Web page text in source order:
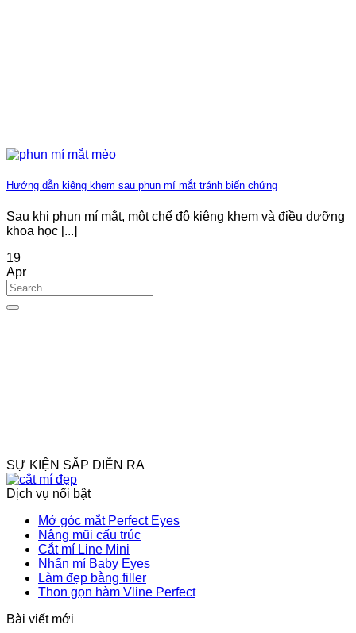
Hướng dẫn kiêng khem sau phun mí mắt tránh biến chứng
Sau khi phun mí mắt, một chế độ kiêng khem và điều dưỡng
khoa học [...]
19
Apr
SỰ KIỆN SẮP DIỄN RA
Dịch vụ nổi bật
Mở góc mắt Perfect Eyes
Nâng mũi cấu trúc
Cắt mí Line Mini
Nhấn mí Baby Eyes
Làm đẹp bằng filler
Thon gọn hàm Vline Perfect
Bài viết mới